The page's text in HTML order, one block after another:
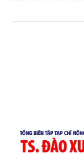
Mo cau xuất